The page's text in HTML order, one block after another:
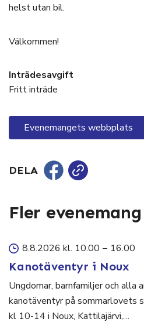
helst utan bil.
Välkommen!
Inträdesavgift
Fritt inträde
Evenemangets webbplats
DELA
Fler evenemang
8.8.2026 kl. 10.00 – 16.00
Kanotäventyr i Noux
Ungdomar, barnfamiljer och alla
kanotäventyr på sommarlovets
kl 10-14 i Noux, Kattilajärvi,…